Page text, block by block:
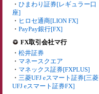
・ ひまわり証券[レギュラー口
座]
・ ヒロセ通商[LION FX]
・ PayPay銀行[FX]
FX取引会社マ行
・ 松井証券
・ マネースクエア
・ マネックス証券[FXPLUS]
・ 三菱UFJ eスマート証券[三菱
UFJ eスマート証券FX]